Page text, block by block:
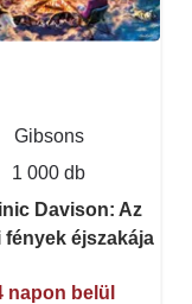
Gibsons
1 000 db
Davison: Az
fények éjszakája
napon belül